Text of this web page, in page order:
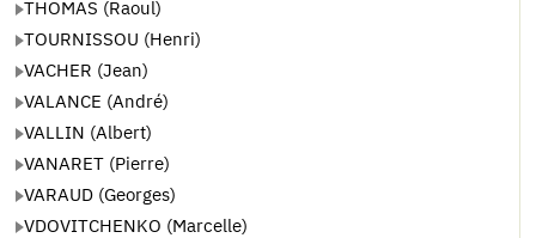
THOMAS (Raoul)
TOURNISSOU (Henri)
VACHER (Jean)
VALANCE (André)
VALLIN (Albert)
VANARET (Pierre)
VARAUD (Georges)
VDOVITCHENKO (Marcelle)